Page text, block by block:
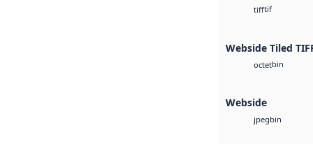
tifftif
Webside Tiled
octetbin
Webside
jpegbin